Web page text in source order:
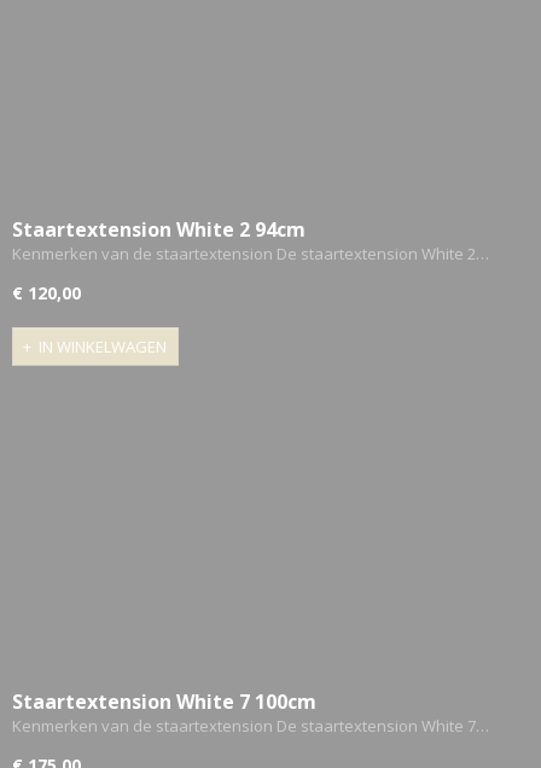
Staartextension White 2 94cm
Kenmerken van de staartextension De staartextension White 2…
€ 120,00
IN WINKELWAGEN
Staartextension White 7 100cm
Kenmerken van de staartextension De staartextension White 7…